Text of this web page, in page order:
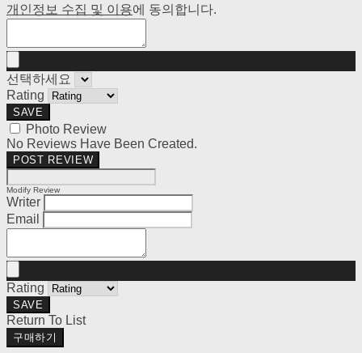
개인정보 수집 및 이용에 동의합니다.
선택하세요
Rating
SAVE
Photo Review
No Reviews Have Been Created.
POST REVIEW
Modify Review
Writer
Email
Rating
SAVE
Return To List
구매하기